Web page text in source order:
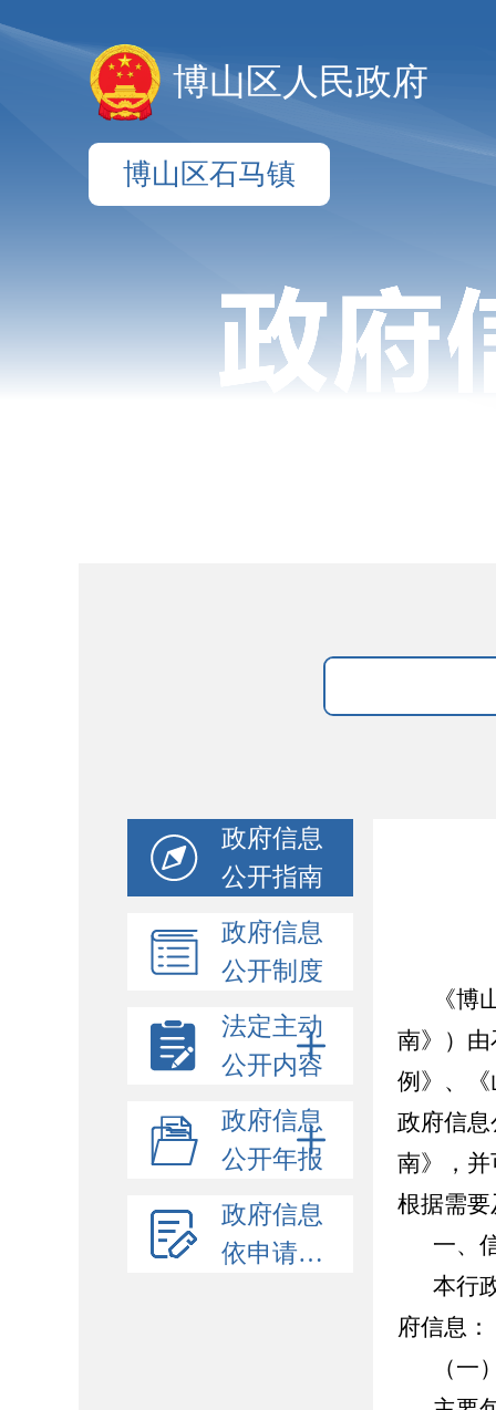
博山区人民政府
博山区石马镇
政府信息
公开指南
政府信息
公开制度
法定主动
公开内容
政府信息
公开年报
政府信息
依申请公开
《
南》）
例》、
政府信
南》，
根据需
一、
本行
府信息：
（一